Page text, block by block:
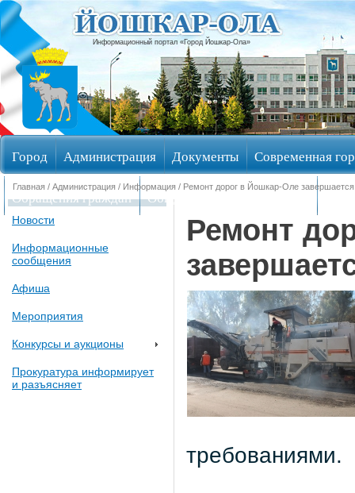
Информационный портал «Город Йошкар-Ола»
Город Администрация Документы Современная
Обращения граждан Общественные обсуждения
Главная / Администрация / Информация / Ремонт дорог в Йошкар-Оле завершается
Новости
Информационные
сообщения
Афиша
Мероприятия
Конкурсы и аукционы
Прокуратура информирует
и разъясняет
Ремонт
требованиями.